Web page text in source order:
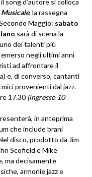
song d’autore si colloca
, la rassegna
Maggio: sabato
sarà di scena la
dei talenti più
negli ultimi anni
ad affrontare il
e, di converso, cantanti
provenienti dal jazz.
17.30 (ingresso 10
in anteprima
che include brani
disco, prodotto da Jim
Scofield e Mike
ma decisamente
armonie jazz e